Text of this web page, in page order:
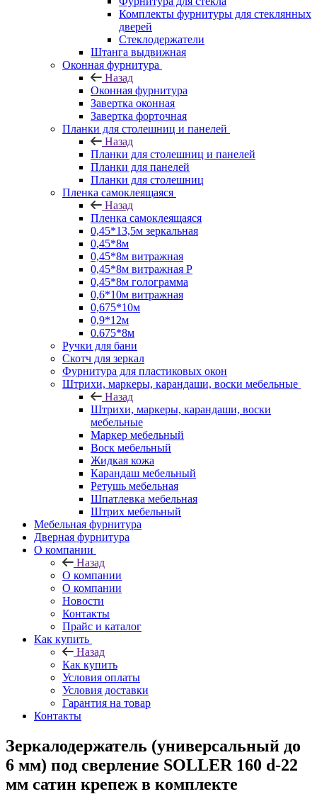
Комплекты фурнитуры для стеклянных
дверей
Стеклодержатели
Штанга выдвижная
Оконная фурнитура
Назад
Оконная фурнитура
Завертка оконная
Завертка форточная
Планки для столешниц и панелей
Назад
Планки для столешниц и панелей
Планки для панелей
Планки для столешниц
Пленка самоклеящаяся
Назад
Пленка самоклеящаяся
0,45*13,5м зеркальная
0,45*8м
0,45*8м витражная
0,45*8м витражная Р
0,45*8м голограмма
0,6*10м витражная
0,675*10м
0,9*12м
0.675*8м
Ручки для бани
Скотч для зеркал
Фурнитура для пластиковых окон
Штрихи, маркеры, карандаши, воски мебельные
Назад
Штрихи, маркеры, карандаши, воски
мебельные
Маркер мебельный
Воск мебельный
Жидкая кожа
Карандаш мебельный
Ретушь мебельная
Шпатлевка мебельная
Штрих мебельный
Мебельная фурнитура
Дверная фурнитура
О компании
Назад
О компании
О компании
Новости
Контакты
Прайс и каталог
Как купить
Назад
Как купить
Условия оплаты
Условия доставки
Гарантия на товар
Контакты
Зеркалодержатель (универсальный до
6 мм) под сверление SOLLER 160 d-22
мм сатин крепеж в комплекте